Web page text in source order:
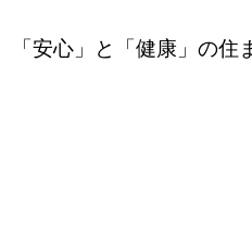
「安心」と「健康」の住